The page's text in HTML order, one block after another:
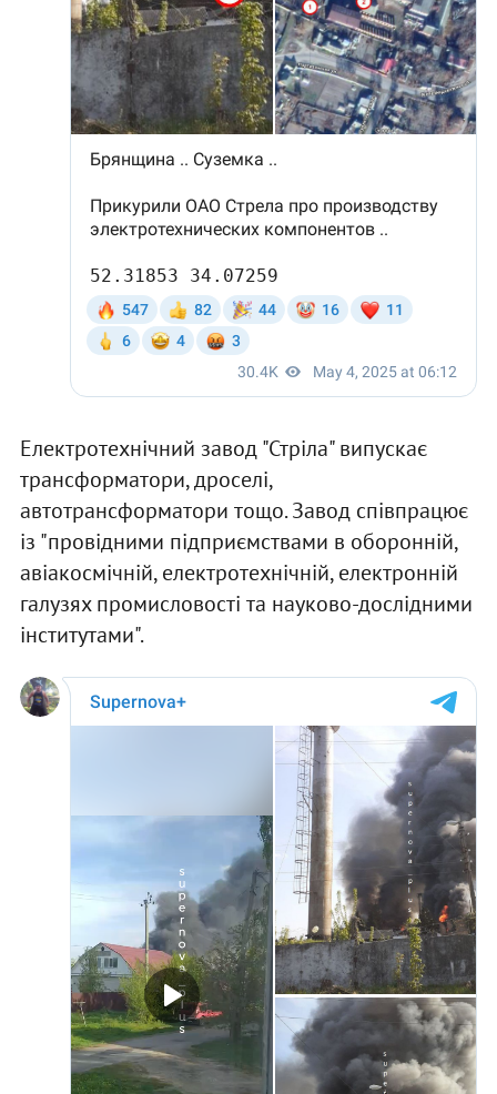
Електротехнічний завод "Стріла" випускає
трансформатори, дроселі,
автотрансформатори тощо. Завод співпрацює
із "провідними підприємствами в оборонній,
авіакосмічній, електротехнічній, електронній
галузях промисловості та науково-дослідними
інститутами".